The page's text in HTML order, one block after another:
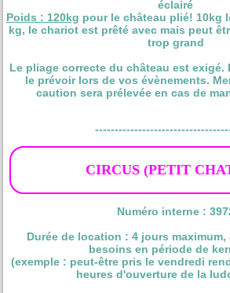
éclairé
Poids : 120kg pour le château plié! 10kg
kg, le chariot est prêté avec mais peut
trop grand
Le pliage correcte du château est exigé.
le prévoir lors de vos évènements.
caution sera prélevée en cas de
CIRCUS (PETIT
Numéro interne :
Durée de location : 4 jours
besoins en période de
(exemple : peut-être pris le vendredi
heures d'ouverture de la